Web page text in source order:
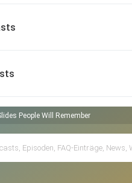
People Will Remember